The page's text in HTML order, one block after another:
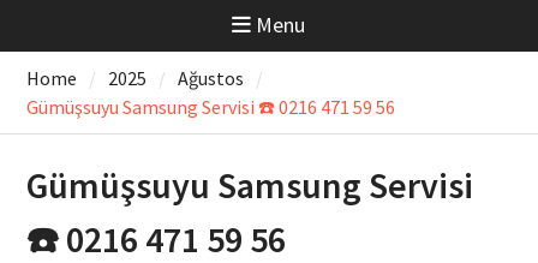
Menu
Home 2025
Ağustos
Gümüşsuyu Samsung Servisi ☎️ 0216 471 59 56
Gümüşsuyu Samsung Servisi
☎️ 0216 471 59 56